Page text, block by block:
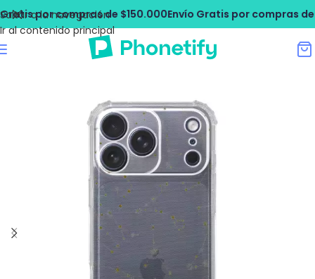
Saltar a la navegación
Ir al contenido principal
por compras de $150.000Envío Gratis por compras de